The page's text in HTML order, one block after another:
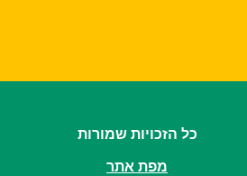
כל הזכויות שמורות
מפת אתר